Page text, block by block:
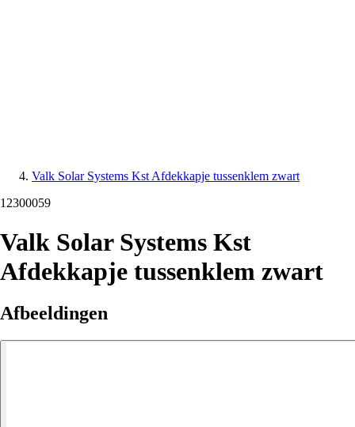
Valk Solar Systems Kst Afdekkapje tussenklem zwart
12300059
Valk Solar Systems Kst
Afdekkapje tussenklem zwart
Afbeeldingen